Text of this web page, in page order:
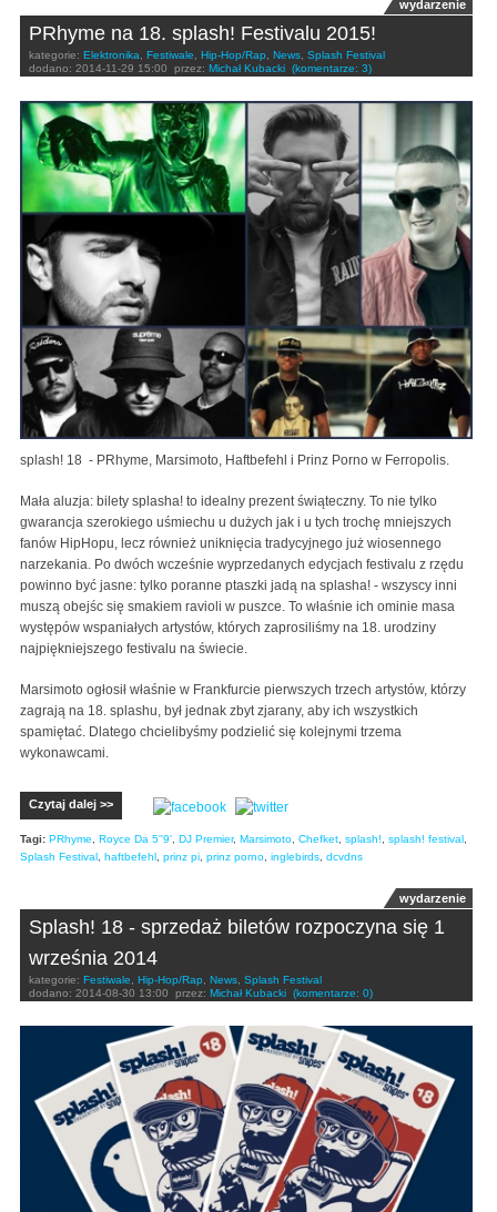
wydarzenie
PRhyme na 18. splash! Festivalu 2015!
kategorie: Elektronika Festiwale Hip-Hop/Rap News Splash Festival
dodano: 2014-11-29 15:00 przez: Michał Kubacki (komentarze: 3)
splash! 18 - PRhyme, Marsimoto, Haftbefehl i Prinz Porno w Ferropolis.
Mała aluzja: bilety splasha! to idealny prezent świąteczny. To nie tylko
gwarancja szerokiego uśmiechu u dużych jak i u tych trochę mniejszych
fanów HipHopu, lecz również uniknięcia tradycyjnego już wiosennego
narzekania. Po dwóch wcześnie wyprzedanych edycjach festivalu z rzędu
powinno być jasne: tylko poranne ptaszki jadą na splasha! - wszyscy inni
muszą obejśc się smakiem ravioli w puszce. To właśnie ich ominie masa
występów wspaniałych artystów, których zaprosiliśmy na 18. urodziny
najpiękniejszego festivalu na świecie.
Marsimoto ogłosił właśnie w Frankfurcie pierwszych trzech artystów, którzy
zagrają na 18. splashu, był jednak zbyt zjarany, aby ich wszystkich
spamiętać. Dlatego chcielibyśmy podzielić się kolejnymi trzema
wykonawcami.
Czytaj dalej >>
Tagi: PRhyme Royce Da 5''9' DJ Premier, Marsimoto Chefket splash! splash! festival
Splash Festival haftbefehl prinz pi prinz porno inglebirds dcvdns
wydarzenie
Splash! 18 - sprzedaż biletów rozpoczyna się 1
września 2014
kategorie: Festiwale Hip-Hop/Rap News Splash Festival
dodano: 2014-08-30 13:00 przez: Michał Kubacki (komentarze: 0)